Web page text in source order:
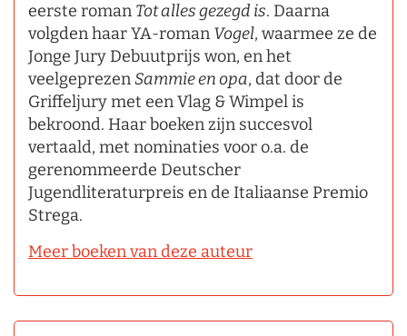
eerste roman Tot alles gezegd is. Daarna
volgden haar YA-roman Vogel, waarmee ze de
Jonge Jury Debuutprijs won, en het
veelgeprezenSammie en opa, dat door de
Griffeljury met een Vlag & Wimpel is
bekroond. Haar boeken zijn succesvol
vertaald, met nominaties voor o.a. de
gerenommeerde Deutscher
Jugendliteraturpreis en de Italiaanse Premio
Strega.
Meer boeken van deze auteur